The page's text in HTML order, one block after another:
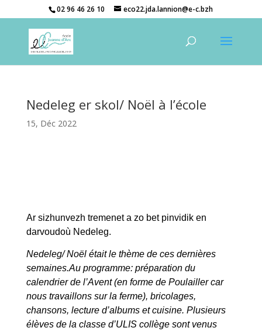
02 96 46 26 10 eco22.jda.lannion@e-c.bzh
Nedeleg er skol/ Noël à l’école
15, Déc 2022
Ar sizhunvezh tremenet a zo bet pinvidik en
darvoudoù Nedeleg.
Nedeleg/ Noël était le thème de ces dernières
semaines.Au programme: préparation du
calendrier de l’Avent (en forme de Poulailler car
nous travaillons sur la ferme), bricolages,
chansons, lecture d’albums et cuisine. Plusieurs
élèves de la classe d’ULIS collège sont venus